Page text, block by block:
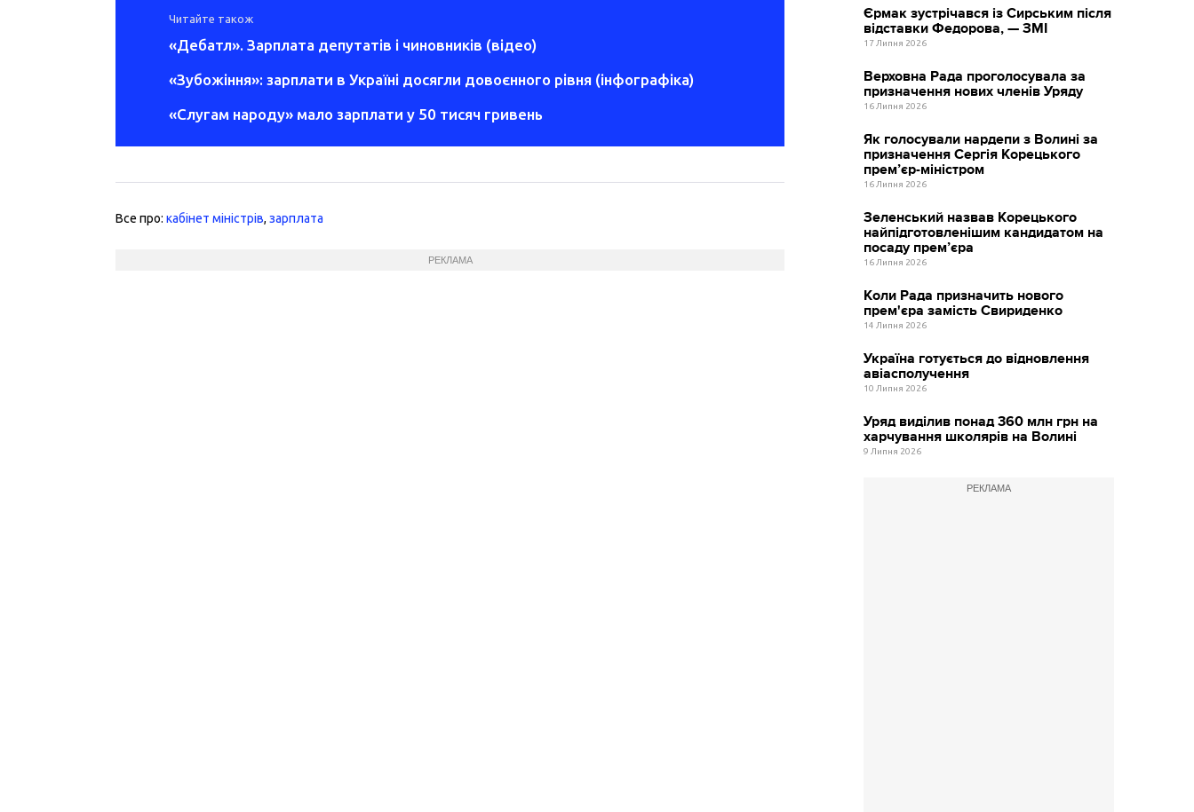
Читайте також
«Дебатл». Зарплата депутатів і чиновників (відео)
«Зубожіння»: зарплати в Україні досягли довоєнного рівня (інфографіка)
«Слугам народу» мало зарплати у 50 тисяч гривень
Все про:кабінет міністрів,зарплата
РЕКЛАМА
Єрмак зустрічався із Сирським після
відставки Федорова, — ЗМІ
17 Липня 2026
Верховна Рада проголосувала за
призначення нових членів Уряду
16 Липня 2026
Як голосували нардепи з Волині за
призначення Сергія Корецького
прем’єр-міністром
16 Липня 2026
Зеленський назвав Корецького
найпідготовленішим кандидатом на
посаду прем’єра
16 Липня 2026
Коли Рада призначить нового
прем'єра замість Свириденко
14 Липня 2026
Україна готується до відновлення
авіасполучення
10 Липня 2026
Уряд виділив понад 360 млн грн на
харчування школярів на Волині
9 Липня 2026
РЕКЛАМА